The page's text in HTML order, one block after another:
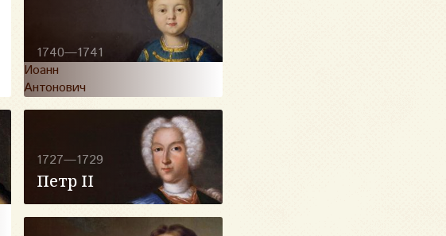
Иоанн
Антонович
1740—1741
Петр II
1727—1729